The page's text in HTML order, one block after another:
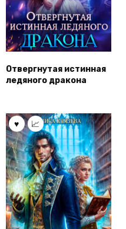
Отвергнутая истинная
ледяного дракона